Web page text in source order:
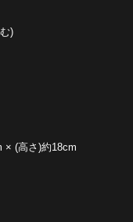
)
× (高さ)約18cm